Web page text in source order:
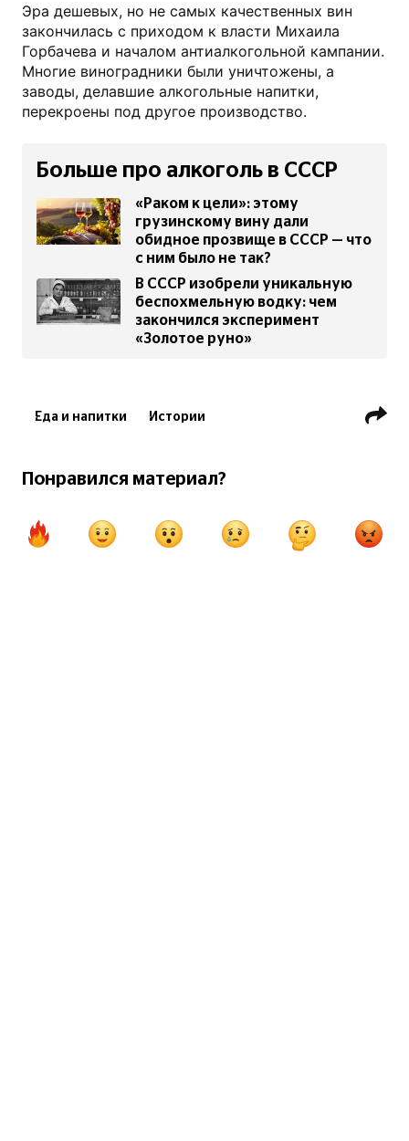
Эра дешевых, но не самых качественных вин
закончилась с приходом к власти Михаила
Горбачева и началом антиалкогольной кампании.
Многие виноградники были уничтожены, а
заводы, делавшие алкогольные напитки,
перекроены под другое производство.
Больше про алкоголь в СССР
«Раком к цели»: этому
грузинскому вину дали
обидное прозвище в СССР — что
с ним было не так?
В СССР изобрели уникальную
беспохмельную водку: чем
закончился эксперимент
«Золотое руно»
Еда и напитки Истории
Понравился материал?